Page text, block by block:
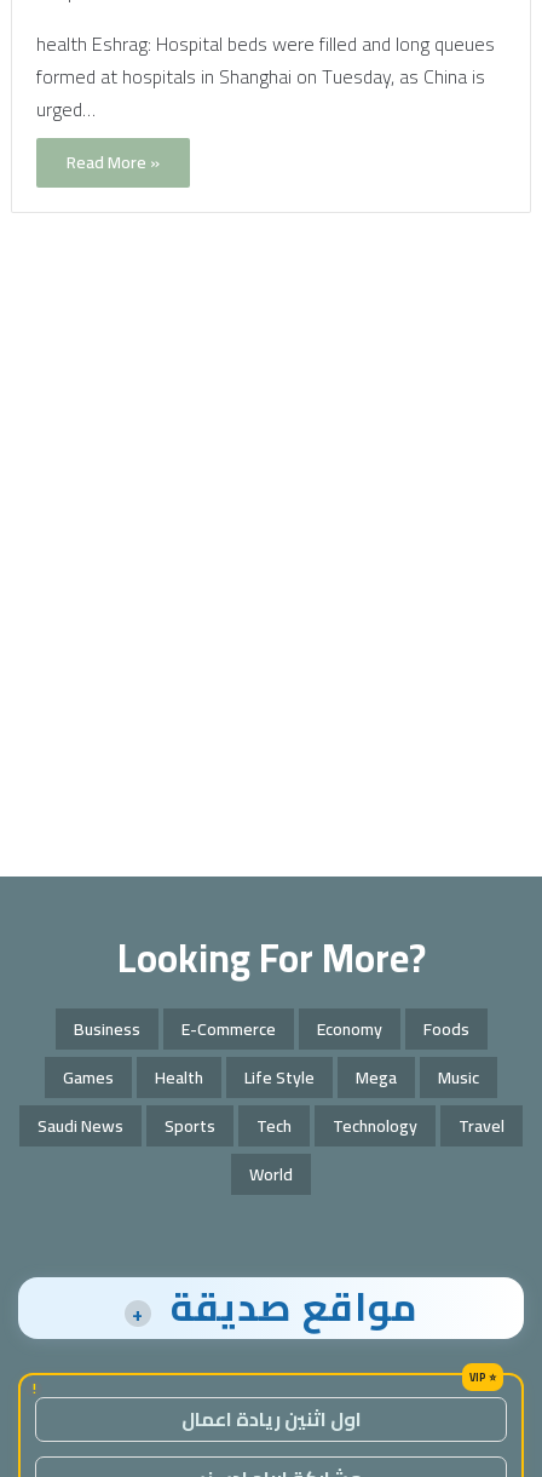
health Eshrag: Hospital beds were filled and long queues
formed at hospitals in Shanghai on Tuesday, as China is
urged…
Read More »
Looking For More?
Business E-Commerce Economy
Foods
Games
Health Life Style Mega
Music
Saudi News
Sports Tech Technology
Travel
World
مواقع صديقة +
!
اول اثنين ريادة اعمال